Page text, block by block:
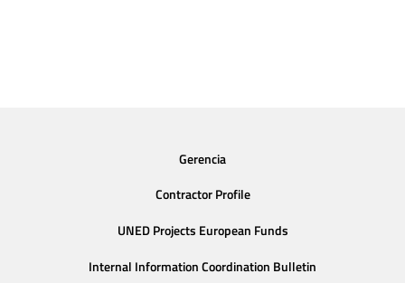
Gerencia
Contractor Profile
UNED Projects European Funds
Internal Information Coordination Bulletin